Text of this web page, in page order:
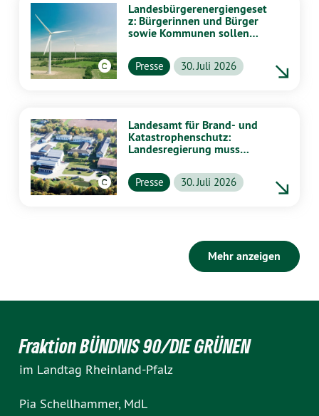
Landesbürgerenergiengeset
z: Bürgerinnen und Bürger
sowie Kommunen sollen
profitieren
Presse 30. Juli 2026
Landesamt für Brand- und
Katastrophenschutz:
Landesregierung muss
Presse 30. Juli 2026
Mehr anzeigen
Fraktion BÜNDNIS 90/DIE GRÜNEN
im Landtag Rheinland-Pfalz
Pia Schellhammer, MdL